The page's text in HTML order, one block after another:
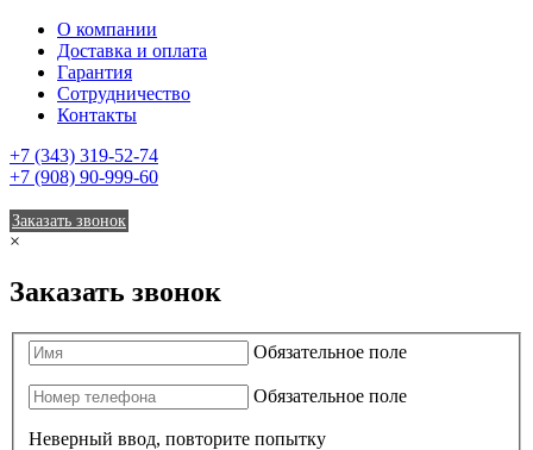
О компании
Доставка и оплата
Гарантия
Сотрудничество
Контакты
+7 (343) 319-52-74
+7 (908) 90-999-60
Заказать звонок
×
Заказать звонок
Обязательное поле
Обязательное поле
Неверный ввод, повторите попытку